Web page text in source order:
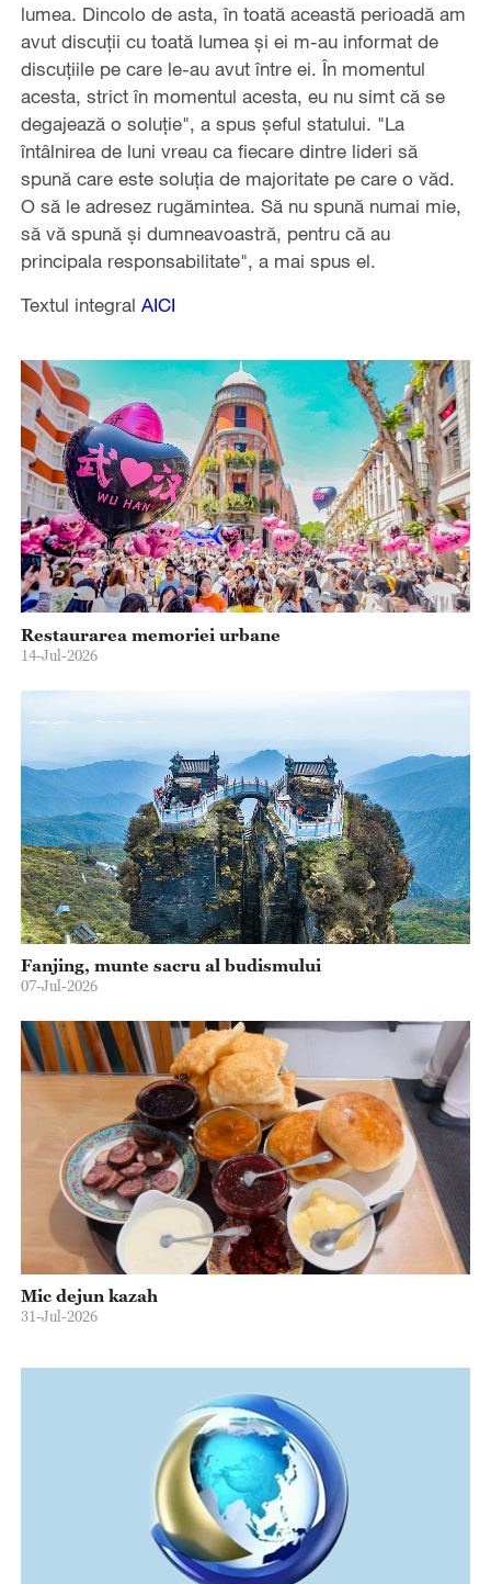
lumea. Dincolo de asta, în toată această perioadă am
avut discuţii cu toată lumea şi ei m-au informat de
discuţiile pe care le-au avut între ei. În momentul
acesta, strict în momentul acesta, eu nu simt că se
degajează o soluţie", a spus şeful statului. "La
întâlnirea de luni vreau ca fiecare dintre lideri să
spună care este soluţia de majoritate pe care o văd.
O să le adresez rugămintea. Să nu spună numai mie,
să vă spună şi dumneavoastră, pentru că au
principala responsabilitate", a mai spus el.
Textul integral AICI
Restaurarea memoriei urbane
14-Jul-2026
Fanjing, munte sacru al budismului
07-Jul-2026
Mic dejun kazah
31-Jul-2026